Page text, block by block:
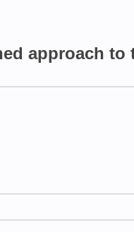
approach to